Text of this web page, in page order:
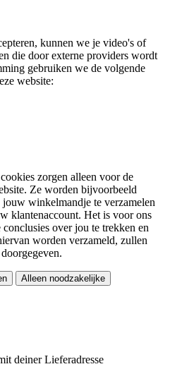
kunnen we je video's of
die door externe providers wordt
gebruiken we de volgende
website:
zorgen alleen voor de
Ze worden bijvoorbeeld
winkelmandje te verzamelen
klantenaccount. Het is voor ons
over jou te trekken en
worden verzameld, zullen
Alleen noodzakelijke
deiner Lieferadresse